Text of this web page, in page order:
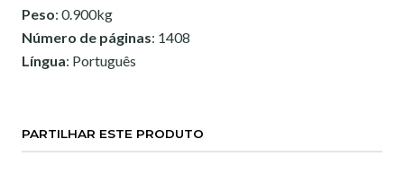
Peso: 0.900kg
Número de páginas: 1408
Língua: Português
PARTILHAR ESTE PRODUTO